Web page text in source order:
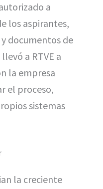
a
los aspirantes,
documentos de
a RTVE a
la empresa
el proceso,
sistemas
la creciente